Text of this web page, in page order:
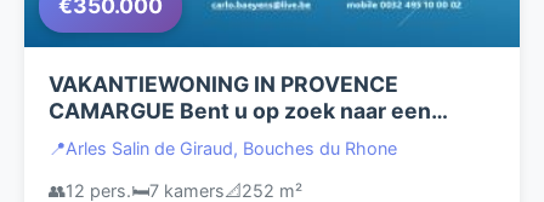
€350.000
VAKANTIEWONING IN PROVENCE
CAMARGUE Bent u op zoek naar een
woning en/of periodiek te verhuren.
📍Arles Salin de Giraud, Bouches du Rhone
👥12 pers.🛏️7 kamers📐252 m²